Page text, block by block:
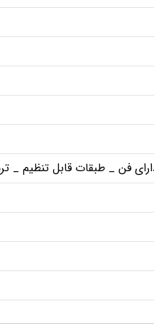
دارای فن _ طبقات قابل تنظیم